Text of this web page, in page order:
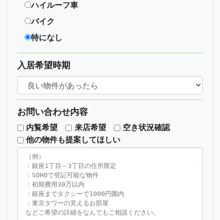
ハイルーフ車
バイク
特になし
入居希望時期
お問い合わせ内容
内覧希望 来店希望
空き状況確認
他の物件も提案してほしい